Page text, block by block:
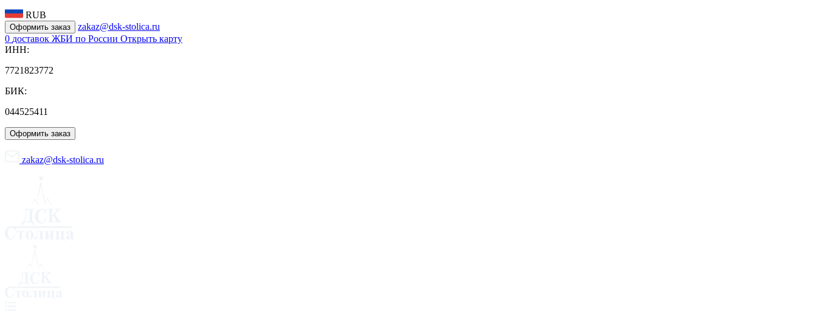
RUB
Оформить заказ
zakaz@dsk-stolica.ru
0 доставок ЖБИ по России Открыть карту
ИНН:
7721823772
БИК:
044525411
Оформить заказ
zakaz@dsk-stolica.ru